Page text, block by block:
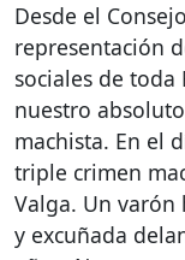
Desde el
representación
sociales de toda
nuestro
machista. En el
triple crimen
Valga. Un varón
y excuñada